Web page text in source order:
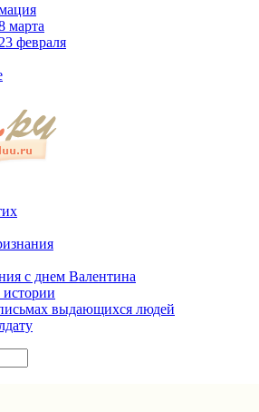
марта
февраля
с днем Валентина
выдающихся людей